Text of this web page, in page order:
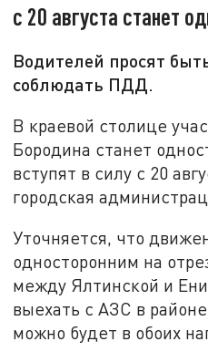
с 20 августа станет
Водителей просят
соблюдать ПДД.
В краевой столице
Бородина станет
вступят в силу с 20
городская
Уточняется, что
односторонним на
между Ялтинской и
выехать с АЗС в
можно будет в обоих